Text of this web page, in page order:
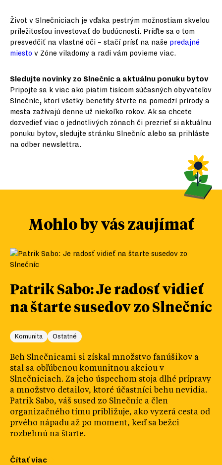
Život v Slnečniciach je vďaka pestrým možnostiam skvelou
príležitosťou investovať do budúcnosti. Príďte sa o tom
presvedčiť na vlastné oči – stačí prísť na naše predajné
miesto v Zóne viladomy a radi vám povieme viac.
Sledujte novinky zo Slnečníc a aktuálnu ponuku bytov
Pripojte sa k viac ako piatim tisícom súčasných obyvateľov
Slnečníc, ktorí všetky benefity štvrte na pomedzí prírody a
mesta zažívajú denne už niekoľko rokov. Ak sa chcete
dozvedieť viac o jednotlivých zónach či prezrieť si aktuálnu
ponuku bytov, sledujte stránku Slnečníc alebo sa prihláste
na odber newslettra.
Mohlo by vás zaujímať
Patrik Sabo: Je radosť vidieť
na štarte susedov zo Slnečníc
Komunita Ostatné
Beh Slnečnicami si získal množstvo fanúšikov a
stal sa obľúbenou komunitnou akciou v
Slnečniciach. Za jeho úspechom stoja dlhé prípravy
a množstvo detailov, ktoré účastníci behu nevidia.
Patrik Sabo, váš sused zo Slnečníc a člen
organizačného tímu približuje, ako vyzerá cesta od
prvého nápadu až po moment, keď sa bežci
rozbehnú na štarte.
Čítať viac